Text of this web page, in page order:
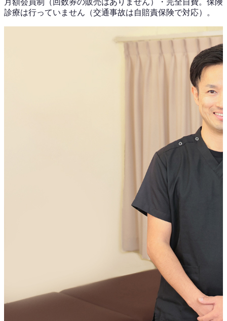
月額会員制（回数券の販売はありません） ・ 完全自費。保険
診療は行っていません（交通事故は自賠責保険で対応）。